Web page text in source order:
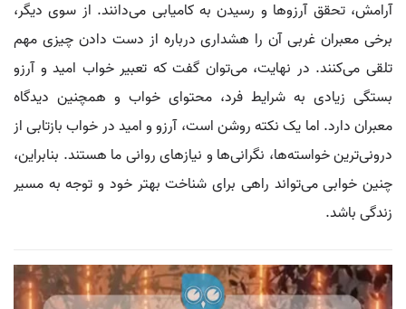
آرامش، تحقق آرزوها و رسیدن به کامیابی می‌دانند. از سوی دیگر،
برخی معبران غربی آن را هشداری درباره از دست دادن چیزی مهم
تلقی می‌کنند. در نهایت، می‌توان گفت که تعبیر خواب امید و آرزو
بستگی زیادی به شرایط فرد، محتوای خواب و همچنین دیدگاه
معبران دارد. اما یک نکته روشن است، آرزو و امید در خواب بازتابی از
درونی‌ترین خواسته‌ها، نگرانی‌ها و نیازهای روانی ما هستند. بنابراین،
چنین خوابی می‌تواند راهی برای شناخت بهتر خود و توجه به مسیر
زندگی باشد.